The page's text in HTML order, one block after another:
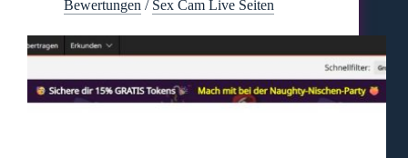
Bewertungen / Sex Cam Live Seiten